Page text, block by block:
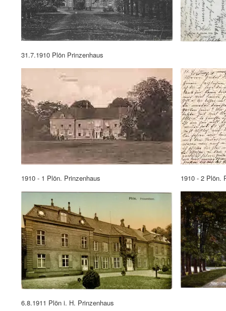
31.7.1910 Plön Prinzenhaus
1910 - 1 Plön. Prinzenhaus 1910 - 2 Plön.
6.8.1911 Plön i. H. Prinzenhaus